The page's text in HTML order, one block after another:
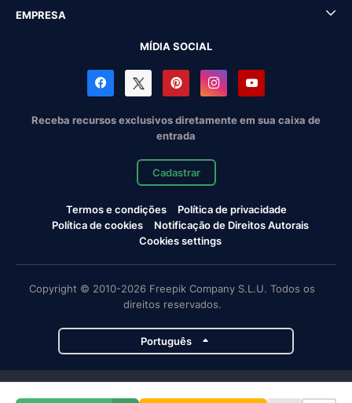
EMPRESA
MÍDIA SOCIAL
Receba recursos exclusivos diretamente em sua caixa de
entrada
Cadastrar
Termos e condições
Política de privacidade
Política de cookies
Notificação de Direitos Autorais
Cookies settings
Copyright © 2010-2026 Freepik Company S.L.U. Todos os
direitos reservados.
Português